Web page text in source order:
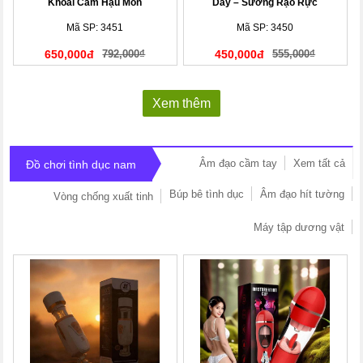
Khoái Cảm Hậu Môn
Mã SP: 3451
650,000đ 792,000₫
Dây – Sướng Rạo Rực
Mã SP: 3450
450,000đ 555,000₫
Xem thêm
Đồ chơi tình dục nam Xem tất cả
Âm đạo cầm tay
Âm đạo hít tường
Búp bê tình dục
Vòng chống xuất tinh
Máy tập dương vật